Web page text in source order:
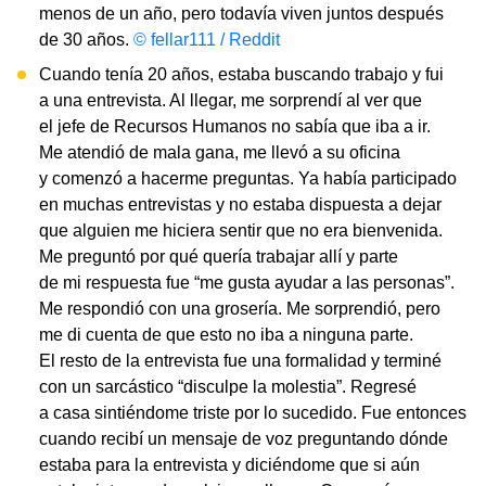
menos de un año, pero todavía viven juntos después
de 30 años. © fellar111 / Reddit
Cuando tenía 20 años, estaba buscando trabajo y fui
a una entrevista. Al llegar, me sorprendí al ver que
el jefe de Recursos Humanos no sabía que iba a ir.
Me atendió de mala gana, me llevó a su oficina
y comenzó a hacerme preguntas. Ya había participado
en muchas entrevistas y no estaba dispuesta a dejar
que alguien me hiciera sentir que no era bienvenida.
Me preguntó por qué quería trabajar allí y parte
de mi respuesta fue “me gusta ayudar a las personas”.
Me respondió con una grosería. Me sorprendió, pero
me di cuenta de que esto no iba a ninguna parte.
El resto de la entrevista fue una formalidad y terminé
con un sarcástico “disculpe la molestia”. Regresé
a casa sintiéndome triste por lo sucedido. Fue entonces
cuando recibí un mensaje de voz preguntando dónde
estaba para la entrevista y diciéndome que si aún